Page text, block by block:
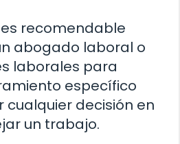
recomendable
abogado laboral o
laborales para
específico
decisión en
un trabajo.